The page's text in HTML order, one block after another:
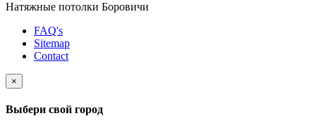
Натяжные потолки Боровичи
FAQ's
Sitemap
Contact
×
Выбери свой город